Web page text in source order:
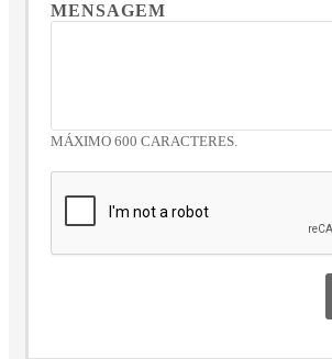
MENSAGEM
MÁXIMO 600 CARACTERES.